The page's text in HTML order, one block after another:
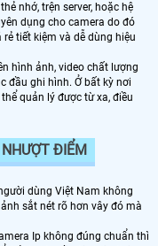
nhớ, trện server, hoặc hệ
dụng cho camera do đó
tiết kiệm và dễ dùng hiệu
hình ảnh, video chất lượng
đầu ghi hình. Ở bất kỳ nơi
quản lý được từ xa, điều
ĐIỂM
dùng Việt Nam không
sắt nét rõ hơn vây đó mà
Ip không đúng chuẩn thì